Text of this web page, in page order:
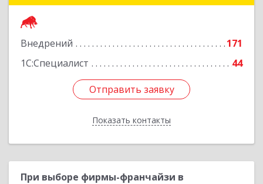
Внедрений
171
1С:Специалист
44
Отправить заявку
Показать контакты
Отправить заявку
Назад
При выборе фирмы-франчайзи в